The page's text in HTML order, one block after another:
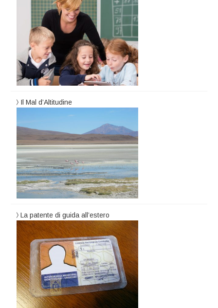
Il Mal d’Altitudine
La patente di guida all’estero